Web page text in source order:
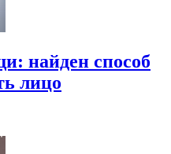
найден способ
лицо